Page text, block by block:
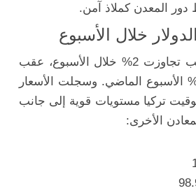
المعدن كملاذ آمن.
خلال الأسبوع
حققت الفضة مكاسب تجاوزت 2% خلال الأسبوع، عقب
قوية بلغت 13% الأسبوع الماضي. وسجلت الأسعار
الساعة 16:00 بتوقيت تركيا مستويات قوية إلى جانب
الأخرى: